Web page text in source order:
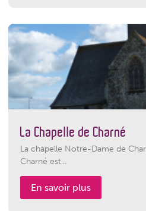
La Chapelle de Charné
La chapelle Notre-Dame de
Charné est...
En savoir plus